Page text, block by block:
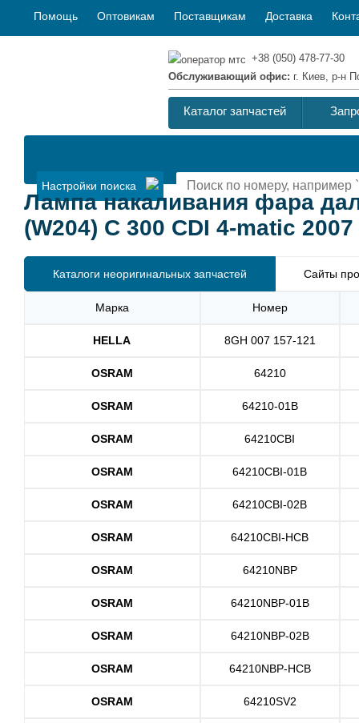
Помощь Оптовикам Поставщикам Доставка
+38 (050) 478-77-30
Обслуживающий офис: г. Киев, р-н
Каталог запчастей
Настройки поиска
Лампа накаливания фара
(W204) C 300 CDI 4-matic 2007
Каталоги неоригинальных запчастей Сайты
Марка Номер
HELLA 8GH 007 157-121
OSRAM 64210
OSRAM 64210-01B
OSRAM 64210CBI
OSRAM 64210CBI-01B
OSRAM 64210CBI-02B
OSRAM 64210CBI-HCB
OSRAM 64210NBP
OSRAM 64210NBP-01B
OSRAM 64210NBP-02B
OSRAM 64210NBP-HCB
OSRAM 64210SV2